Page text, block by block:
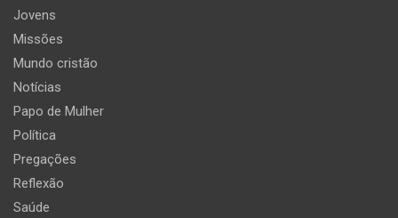
Jovens
Missões
Mundo cristão
Notícias
Papo de Mulher
Política
Pregações
Reflexão
Saúde